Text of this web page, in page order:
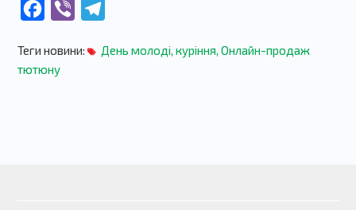
Facebook
Viber
Теги новини: День молоді, куріння, Онлайн-продаж
тютюну